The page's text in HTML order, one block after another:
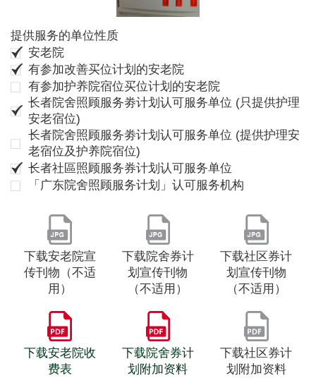
提供服务的单位性质
安老院
有参加改善买位计划的安老院
有参加护养院宿位买位计划的安老院
长者院舍照顾服务劵计划认可服务单位 (只提供护理
安老宿位)
长者院舍照顾服务劵计划认可服务单位 (提供护理安
老宿位及护养院宿位)
长者社區照顾服务券计划认可服务单位
「广东院舍照顾服务计划」认可服务机构
下载安老院宣
传刊物（不适
用）
下载院舍券计
划宣传刊物
（不适用）
下载社区券计
划宣传刊物
（不适用）
下载安老院收
费表
下载院舍券计
划附加资料
下载社区券计
划附加资料